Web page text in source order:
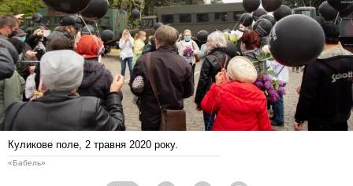
Куликове поле, 2 травня 2020 року.
«Бабель»